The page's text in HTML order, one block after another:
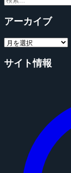
アーカイブ
サイト情報